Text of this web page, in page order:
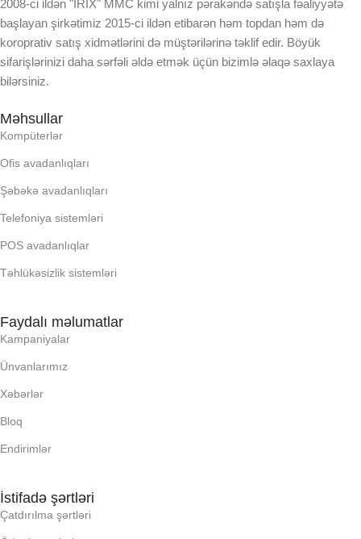
LCD
OPERATIV YADDA
OXUNAN BARKOD NV:
PROCESSOR
PROSESSOR
QURULU:
RAM
RNG
YAYC DALANN
KI, Q:
LCD
2008-ci ildən "İRİX" MMC kimi yalnız pərakəndə satışla fəaliyyətə
başlayan şirkətimiz 2015-ci ildən etibarən həm topdan həm də
koroprativ satış xidmətlərini də müştərilərinə təklif edir. Böyük
sifarişlərinizi daha sərfəli əldə etmək üçün bizimlə əlaqə saxlaya
bilərsiniz.
Məhsullar
Kompüterlər
Ofis avadanlıqları
Şəbəkə avadanlıqları
Telefoniya sistemləri
POS avadanlıqlar
Təhlükəsizlik sistemləri
Faydalı məlumatlar
Kampaniyalar
Ünvanlarımız
Xəbərlər
Bloq
Endirimlər
İstifadə şərtləri
Çatdırılma şərtləri